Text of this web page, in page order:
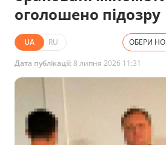
оголошено підозру
UA RU ОБЕРИ
Дата публікації:8 липня 2026 11:31